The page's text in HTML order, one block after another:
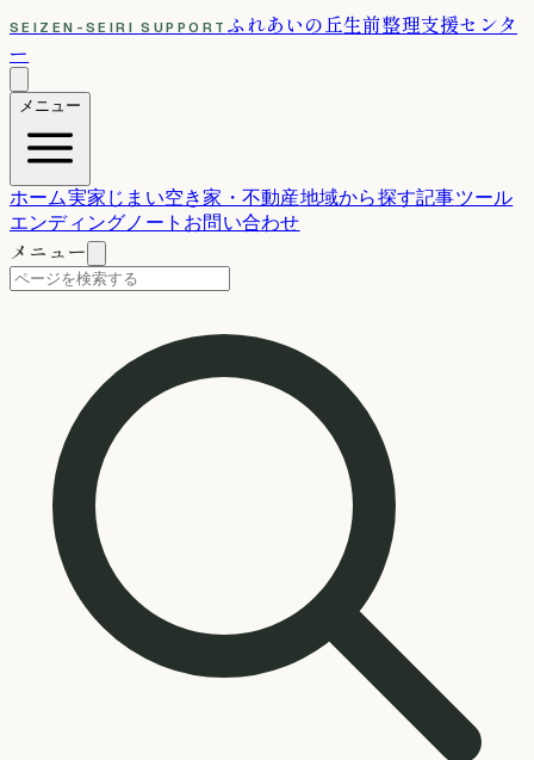
SEIZEN-SEIRI SUPPORT ふれあいの丘生前整理支援センタ
ー
メニュー
ホーム実家じまい空き家・不動産地域から探す記事ツール
エンディングノート お問い合わせ
メニュー